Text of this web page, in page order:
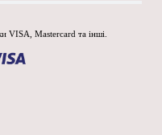
VISA, Mastercard та інші.